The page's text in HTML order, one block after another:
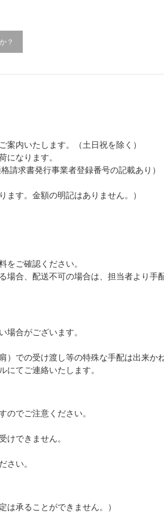
？
案内いたします。（土日祝を除く）
になります。
請求書発行事業者登録番号の記載あり）
す。金額の明記はありません。）
をご確認ください。
場合、配送不可の場合は、担当者より手
場合がございます。
での受け渡し等の特殊な手配は出来かね
てご連絡いたします。
でご注意ください。
けできません。
さい。
承ることができません。）